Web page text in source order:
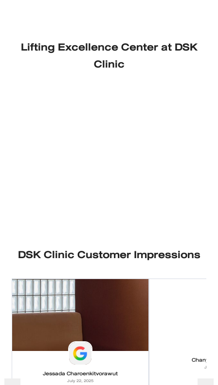
Lifting Excellence Center at DSK
Clinic
DSK Clinic Customer Impressions
Jessada Charoenkitvorawut
July 22, 2025
July